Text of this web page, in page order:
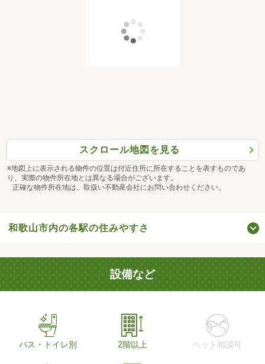
スクロール地図を見る
※地図上に表示される物件の位置は付近住所に所在することを表すものであ
り、実際の物件所在地とは異なる場合がございます。
正確な物件所在地は、取扱い不動産会社にお問い合わせください。
和歌山市内の各駅の住みやすさ
設備など
バス・トイレ別 2階以上 ペット相談可